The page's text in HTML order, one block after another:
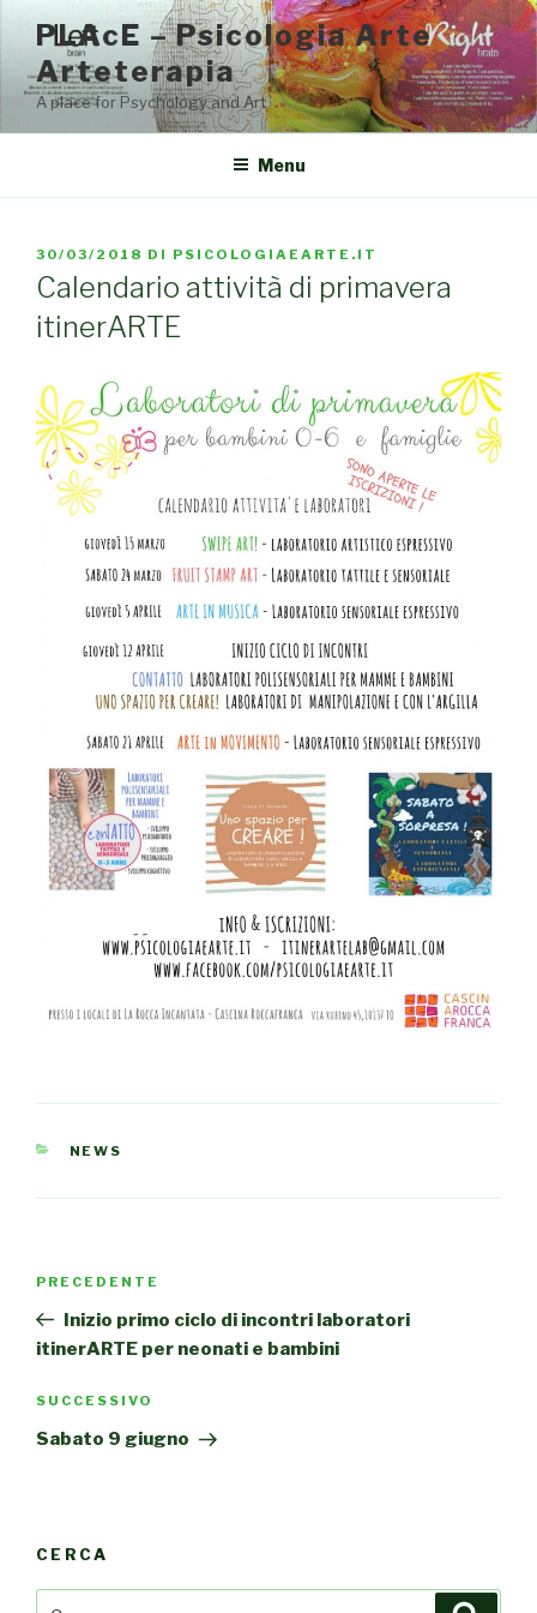
contenuto
PLAcE – Psicologia Arte
Arteterapia
A place for Psychology and Art
Menu
PUBBLICATO
IL
30/03/2018 DI PSICOLOGIAEARTE.IT
Calendario attività di primavera
itinerARTE
CATEGORIE
NEWS
Articolo
precedente:
PRECEDENTE
Inizio primo ciclo di incontri laboratori
itinerARTE per neonati e bambini
Articolo
successivo
SUCCESSIVO
Sabato 9 giugno
CERCA